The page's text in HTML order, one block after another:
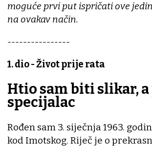
moguće prvi put ispričati ove
na ovakav način.
----------------
1. dio - Život prije rata
Htio sam biti slikar, a
specijalac
Rođen sam 3. siječnja 1963.
kod Imotskog. Riječ je o